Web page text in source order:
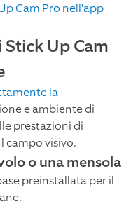
Cam Pro nell'app
Up Cam
la
e ambiente di
prestazioni di
campo visivo.
o una mensola
preinstallata per il